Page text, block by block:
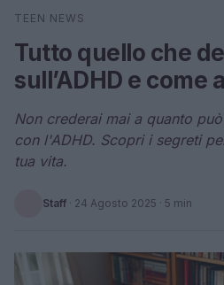
Cerca
TEEN NEWS
Tutto quello che
sull’ADHD e
Non crederai mai a quanto
con l'ADHD. Scopri i segreti
tua vita.
Staff · 24 Agosto 2025 · 5 min